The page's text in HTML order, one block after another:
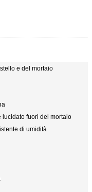
e del mortaio
lucidato fuori del mortaio
di umidità